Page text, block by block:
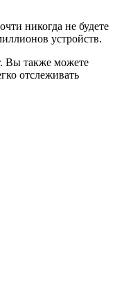
никогда не будете
устройств.
Вы также можете
отслеживать